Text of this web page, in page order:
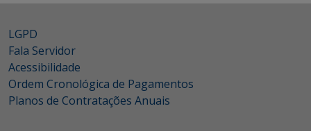
LGPD
Fala Servidor
Acessibilidade
Ordem Cronológica de Pagamentos
Planos de Contratações Anuais